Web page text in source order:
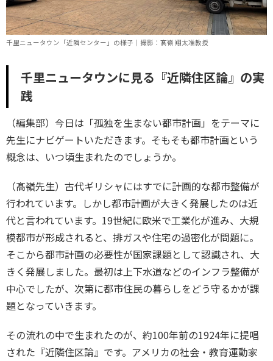
千里ニュータウン「近隣センター」の様子｜撮影：髙嶺 翔太准教授
千里ニュータウンに見る『近隣住区論』の実
践
（編集部）今日は「孤独を生まない都市計画」をテーマに
先生にナビゲートいただきます。そもそも都市計画という
概念は、いつ頃生まれたのでしょうか。
（髙嶺先生）古代ギリシャにはすでに計画的な都市整備が
行われています。しかし都市計画が大きく発展したのは近
代と言われています。19世紀に欧米で工業化が進み、大規
模都市が形成されると、排ガスや住宅の過密化が問題に。
そこから都市計画の必要性が国家課題として認識され、大
きく発展しました。最初は上下水道などのインフラ整備が
中心でしたが、次第に都市住民の暮らしをどう守るかが課
題となっていきます。
その流れの中で生まれたのが、約100年前の1924年に提唱
された『近隣住区論』です。アメリカの社会・教育運動家